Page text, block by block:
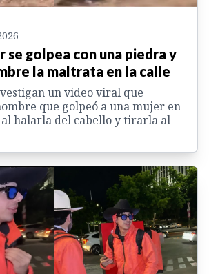
se golpea con una piedra y
la maltrata en la calle
un video viral que
que golpeó a una mujer en
halarla del cabello y tirarla al